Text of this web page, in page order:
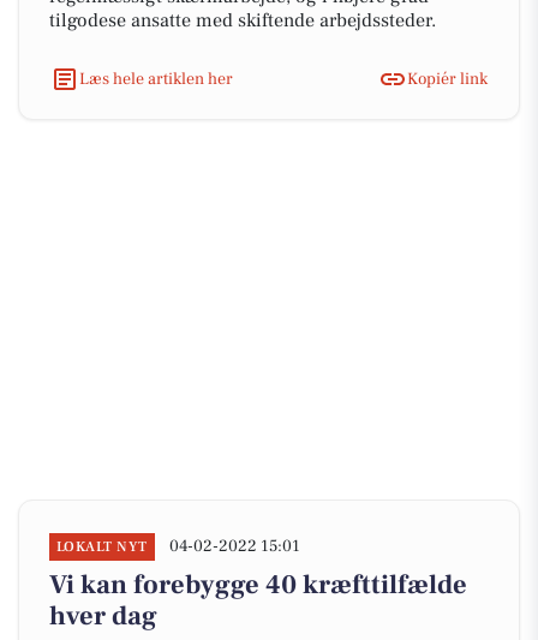
tilgodese ansatte med skiftende arbejdssteder.
Læs hele artiklen her Kopiér link
LOKALT NYT 04-02-2022 15:01
Vi kan forebygge 40 kræfttilfælde
hver dag